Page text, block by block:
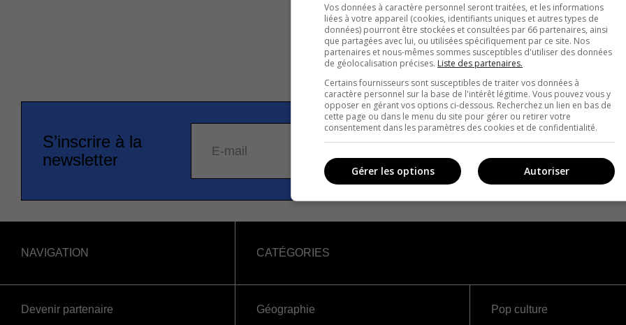
S’inscrire à la
newsletter
E-mail
NAVIGATION
Devenir partenaire
CATÉGORIES
Géographie
Pop culture
Vos données à caractère personnel seront traitées, et les informations
liées à votre appareil (cookies, identifiants uniques et autres types de
données) pourront être stockées et consultées par 66 partenaires, ainsi
que partagées avec lui, ou utilisées spécifiquement par ce site. Nos
partenaires et nous-mêmes sommes susceptibles d'utiliser des données
de géolocalisation précises. Liste des partenaires.
Certains fournisseurs sont susceptibles de traiter vos données à
caractère personnel sur la base de l'intérêt légitime. Vous pouvez vous y
opposer en gérant vos options ci-dessous. Recherchez un lien en bas de
cette page ou dans le menu du site pour gérer ou retirer votre
consentement dans les paramètres des cookies et de confidentialité.
Autoriser
Gérer les options